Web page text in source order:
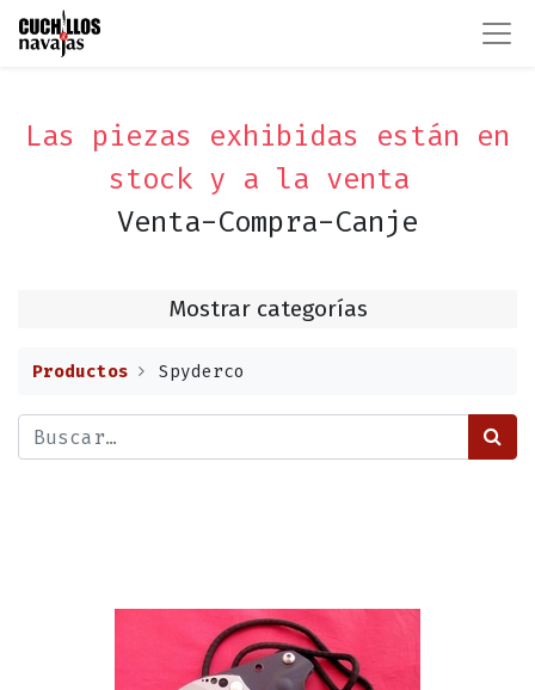
Las piezas exhibidas están en
stock y a la venta
Venta-Compra-Canje
Mostrar categorías
Productos Spyderco